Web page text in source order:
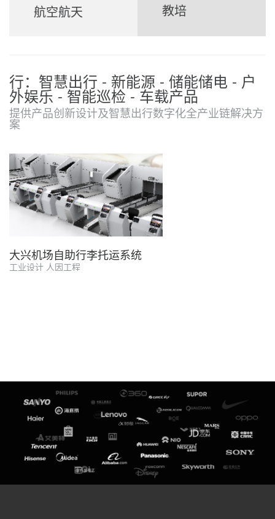
航空航天
教培
行：智慧出行 - 新能源 - 储能储电 - 户
外娱乐 - 智能巡检 - 车载产品
提供产品创新设计及智慧出行数字化全产业链解决方
案
大兴机场自助行李托运系统
工业设计 人因工程